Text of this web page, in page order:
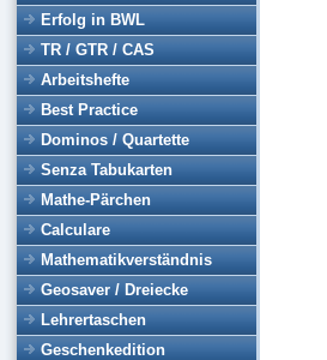
Erfolg in BWL
TR / GTR / CAS
Arbeitshefte
Best Practice
Dominos / Quartette
Senza Tabukarten
Mathe-Pärchen
Calculare
Mathematikverständnis
Geosaver / Dreiecke
Lehrertaschen
Geschenkedition